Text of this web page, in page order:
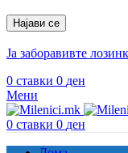
Најави се
Ја заборавивте
0 ставки 0 ден
Мени
0 ставки 0 ден